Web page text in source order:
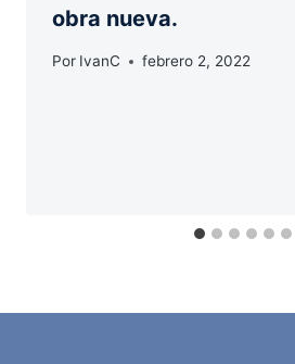
obra nueva.
Por IvanC febrero 2, 2022